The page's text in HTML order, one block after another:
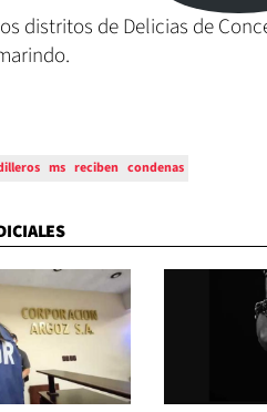
distritos de Delicias de
ms reciben condenas